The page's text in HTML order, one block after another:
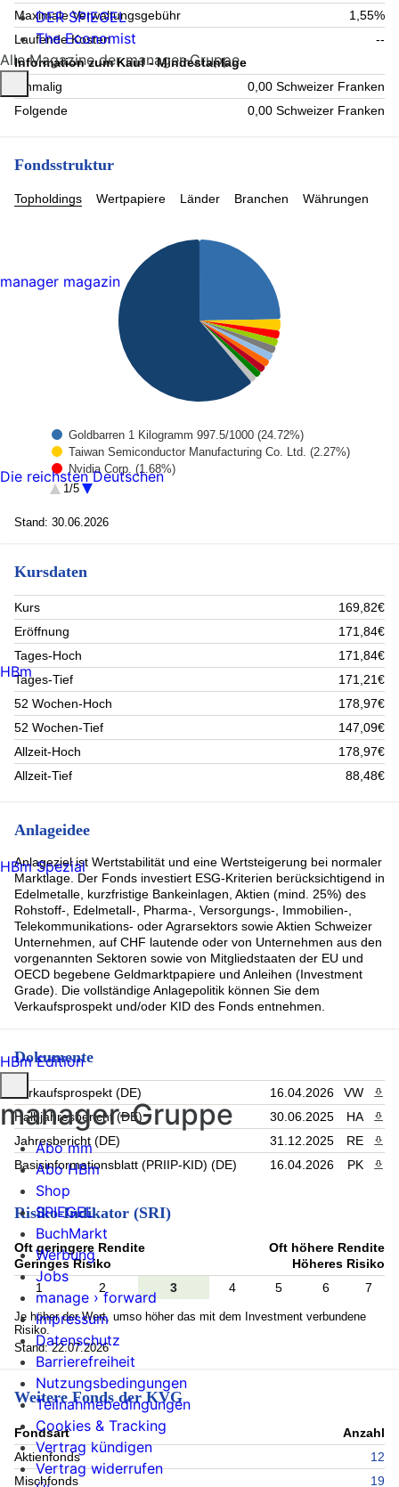
Maximale Verwaltungsgebühr
1,55%
Laufende Kosten
--
Information zum Kauf - Mindestanlage
Einmalig
0,00 Schweizer Franken
Folgende
0,00 Schweizer Franken
Fondsstruktur
Topholdings Wertpapiere Länder Branchen Währungen
Goldbarren 1 Kilogramm 997.5/1000 (24.72%)
Taiwan Semiconductor Manufacturing Co. Ltd. (2.27%)
Nvidia Corp. (1.68%)
Amazon.com (1.54%)
DSM FIRMENICH AG (1.53%)
Siemens AG (1.35%)
1/5
Stand: 30.06.2026
Kursdaten
Kurs
169,82€
Eröffnung
171,84€
Tages-Hoch
171,84€
Tages-Tief
171,21€
52 Wochen-Hoch
178,97€
52 Wochen-Tief
147,09€
Allzeit-Hoch
178,97€
Allzeit-Tief
88,48€
Anlageidee
Anlageziel ist Wertstabilität und eine Wertsteigerung bei normaler
Marktlage. Der Fonds investiert ESG-Kriterien berücksichtigend in
Edelmetalle, kurzfristige Bankeinlagen, Aktien (mind. 25%) des
Rohstoff-, Edelmetall-, Pharma-, Versorgungs-, Immobilien-,
Telekommunikations- oder Agrarsektors sowie Aktien Schweizer
Unternehmen, auf CHF lautende oder von Unternehmen aus den
vorgenannten Sektoren sowie von Mitgliedstaaten der EU und
OECD begebene Geldmarktpapiere und Anleihen (Investment
Grade). Die vollständige Anlagepolitik können Sie dem
Verkaufsprospekt und/oder KID des Fonds entnehmen.
Dokumente
Verkaufsprospekt (DE) 16.04.2026 VW
Halbjahresbericht (DE)
30.06.2025 HA
Jahresbericht (DE)
31.12.2025 RE
Basisinformationsblatt (PRIIP-KID) (DE)
16.04.2026 PK
Risiko-Indikator (SRI)
Oft geringere Rendite
Geringes Risiko
Oft höhere Rendite
Höheres Risiko
1
2 3 4 5 6 7
Je höher der Wert, umso höher das mit dem Investment verbundene
Risiko.
Stand: 22.07.2026
Weitere Fonds der KVG
Fondsart
Anzahl
Aktienfonds
12
Mischfonds
19
DER SPIEGEL
The Economist
Alle Magazine der manager-Gruppe
manager magazin
Die reichsten Deutschen
HBm
HBm Spezial
HBm Edition
manager-Gruppe
Abo mm
Abo HBm
Shop
SPIEGEL
BuchMarkt
Werbung
Jobs
manage › forward
Impressum
Datenschutz
Barrierefreiheit
Nutzungsbedingungen
Teilnahmebedingungen
Cookies & Tracking
Vertrag kündigen
Vertrag widerrufen